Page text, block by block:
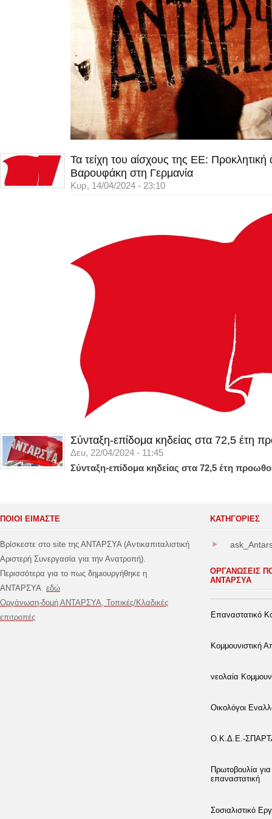
Τα τείχη του αίσχους της ΕΕ:
Βαρουφάκη στη Γερμανία
Κυρ, 14/04/2024 - 23:10
Σύνταξη-επίδομα κηδείας στα 72,5 έτη
Δευ, 22/04/2024 - 11:45
Σύνταξη-επίδομα κηδείας στα 72,5 έτη
ΠΟΙΟΙ ΕΙΜΑΣΤΕ
Βρίσκεστε στο site της ΑΝΤΑΡΣΥΑ (Αντικαπιταλιστική
Αριστερή Συνεργασία για την Ανατροπή).
Περισσότερα για το πως δημιουργήθηκε η
ΑΝΤΑΡΣΥΑ εδώ
Οργάνωση-δομή ΑΝΤΑΡΣΥΑ, Τοπικές/Κλαδικές
επιτροπές
ΚΑΤΗΓΟΡΊΕΣ
ΟΡΓΑΝΩΣΕΙΣ
ΑΝΤΑΡΣΥΑ
Επαναστατικό
Κομμουνιστική
νεολαία
Οικολόγοι
Ο.Κ.Δ.Ε.-
Πρωτοβουλία
επαναστατική
Σοσιαλιστικό